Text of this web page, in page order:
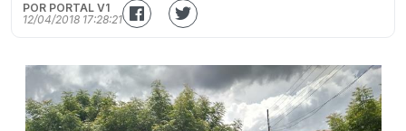
POR PORTAL V1
12/04/2018 17:28:21